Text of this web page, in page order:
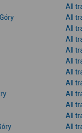
All
All
All
All
All
All
All
All
All
All
All
All